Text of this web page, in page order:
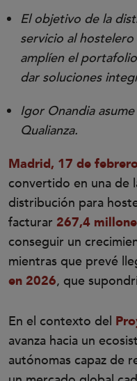
El objetivo de la
servicio al
amplíen el
dar soluciones
Igor Onandia
Qualianza.
Madrid, 17 de
convertido en una de
distribución para
facturar 267,4
conseguir un
mientras que prevé
en 2026, que
En el contexto del
avanza hacia un
autónomas capaz de